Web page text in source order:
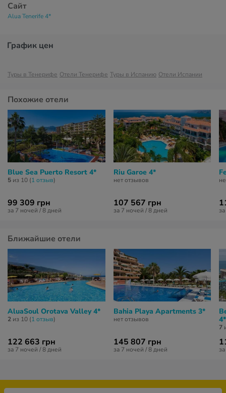
Сайт
Alua Tenerife 4*
График цен
Туры в Тенерифе Отели Тенерифе Туры в Испанию Отели Испании
Похожие отели
Blue Sea Puerto Resort 4*
5 из 10 (1 отзыв)
99 309 грн
за 7 ночей / 8 дней
Riu Garoe 4*
нет отзывов
107 567 грн
за 7 ночей / 8 дней
Ближайшие отели
AluaSoul Orotava Valley 4*
2 из 10 (1 отзыв)
122 663 грн
за 7 ночей / 8 дней
Bahia Playa Apartments 3*
нет отзывов
145 807 грн
за 7 ночей / 8 дней
4*
7